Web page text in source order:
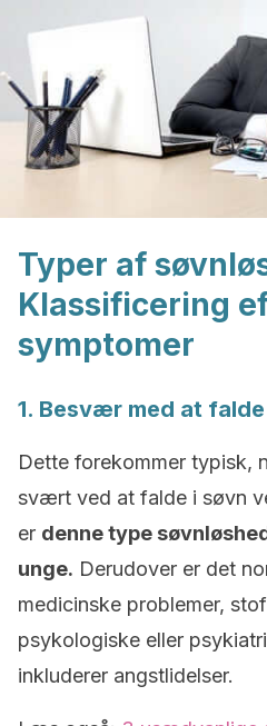
Typer af
Klassificering
symptomer
1. Besvær med at
Dette forekommer typisk,
svært ved at falde i søvn
er denne type
unge. Derudover er det
medicinske problemer,
psykologiske eller
inkluderer angstlidelser.